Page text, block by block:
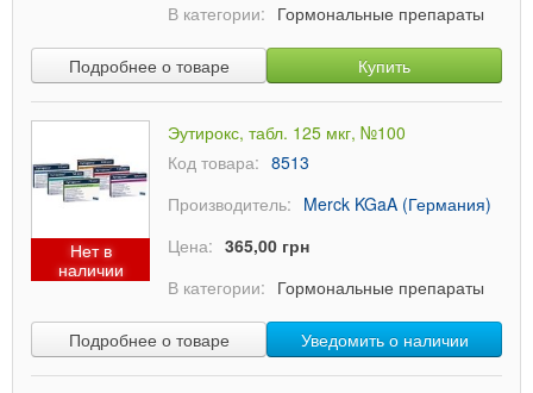
В категории: Гормональные препараты
Подробнее о товаре Купить
Нет в
наличии
Эутирокс, табл. 125 мкг, №100
Код товара: 8513
Производитель: Merck KGaA (Германия)
Цена: 365,00 грн
В категории: Гормональные препараты
Подробнее о товаре Уведомить о наличии